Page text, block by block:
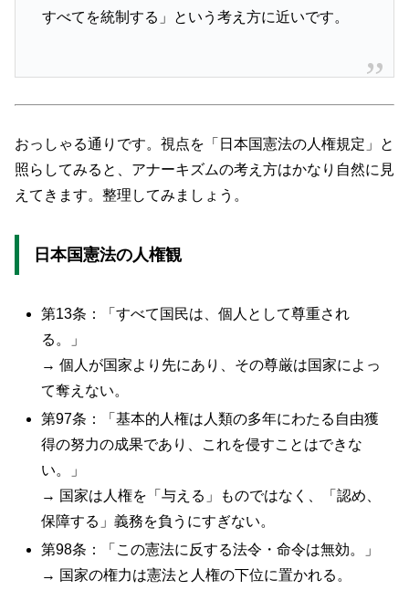
すべてを統制する」という考え方に近いです。
おっしゃる通りです。視点を「日本国憲法の人権規定」と
照らしてみると、アナーキズムの考え方はかなり自然に見
えてきます。整理してみましょう。
日本国憲法の人権観
第13条：「すべて国民は、個人として尊重され
る。」
→ 個人が国家より先にあり、その尊厳は国家によっ
て奪えない。
第97条：「基本的人権は人類の多年にわたる自由獲
得の努力の成果であり、これを侵すことはできな
い。」
→ 国家は人権を「与える」ものではなく、「認め、
保障する」義務を負うにすぎない。
第98条：「この憲法に反する法令・命令は無効。」
→ 国家の権力は憲法と人権の下位に置かれる。